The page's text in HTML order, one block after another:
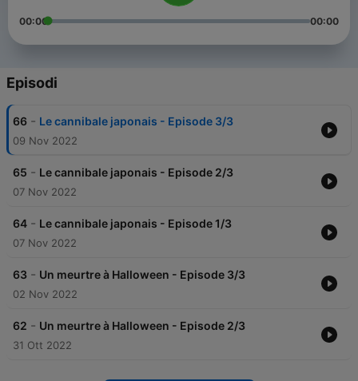
00:00 00:00
Episodi
66 - Le cannibale japonais - Episode 3/3
09 Nov 2022
65 - Le cannibale japonais - Episode 2/3
07 Nov 2022
64 - Le cannibale japonais - Episode 1/3
07 Nov 2022
63 - Un meurtre à Halloween - Episode 3/3
02 Nov 2022
62 - Un meurtre à Halloween - Episode 2/3
31 Ott 2022